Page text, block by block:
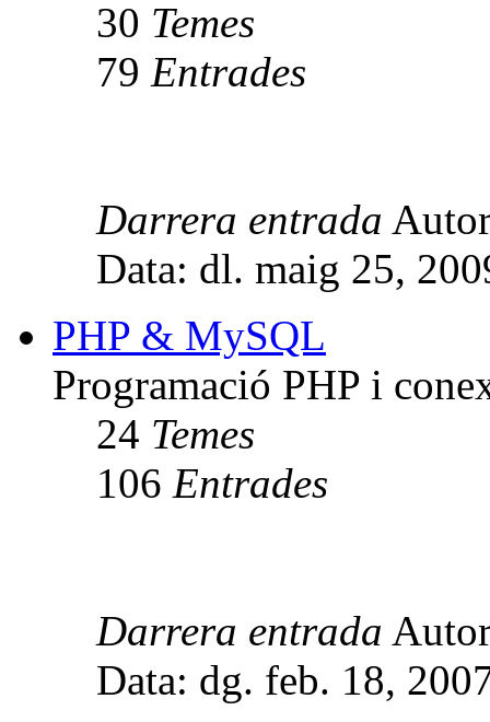
30 Temes
79 Entrades
Darrera entrada
Data: dl. maig 25,
PHP & MySQL
Programació PHP i
24 Temes
106 Entrades
Darrera entrada
Data: dg. feb. 18,